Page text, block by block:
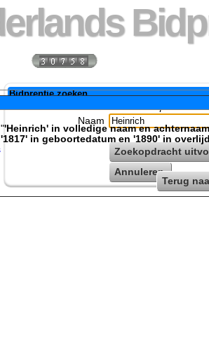
Bidprentje zoeken
Geef zoekopdracht
Naam
Zoekopdracht
Annuleren
'Heinrich' in volledige naam en
in geboortedatum en '1890' in
Terug